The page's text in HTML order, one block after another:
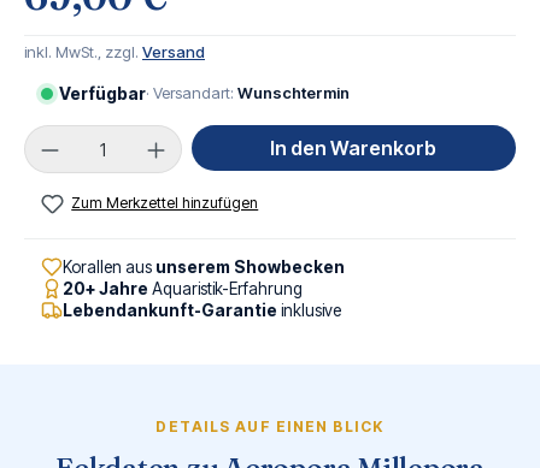
inkl. MwSt., zzgl. Versand
Verfügbar· Versandart: Wunschtermin
Produkt Anzahl: Gib den gewünschten Wert
In den Warenkorb
Zum Merkzettel hinzufügen
Korallen aus unserem Showbecken
20+ Jahre Aquaristik-Erfahrung
Lebendankunft-Garantie inklusive
DETAILS AUF EINEN BLICK